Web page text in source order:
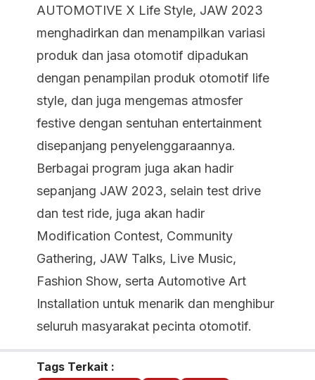
AUTOMOTIVE X Life Style, JAW 2023
menghadirkan dan menampilkan variasi
produk dan jasa otomotif dipadukan
dengan penampilan produk otomotif life
style, dan juga mengemas atmosfer
festive dengan sentuhan entertainment
disepanjang penyelenggaraannya.
Berbagai program juga akan hadir
sepanjang JAW 2023, selain test drive
dan test ride, juga akan hadir
Modification Contest, Community
Gathering, JAW Talks, Live Music,
Fashion Show, serta Automotive Art
Installation untuk menarik dan menghibur
seluruh masyarakat pecinta otomotif.
Tags Terkait :